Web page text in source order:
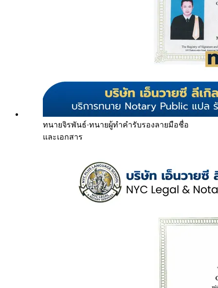
ทนายจิรพันธ์·ทนายผู้ทำคำรับรองลายมือชื่อ
และเอกสาร